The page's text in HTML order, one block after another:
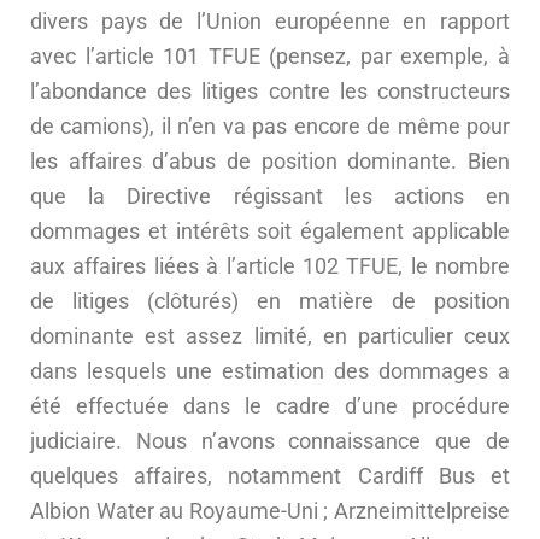
divers pays de l’Union européenne en rapport
avec l’article 101 TFUE (pensez, par exemple, à
l’abondance des litiges contre les constructeurs
de camions), il n’en va pas encore de même pour
les affaires d’abus de position dominante. Bien
que la Directive régissant les actions en
dommages et intérêts soit également applicable
aux affaires liées à l’article 102 TFUE, le nombre
de litiges (clôturés) en matière de position
dominante est assez limité, en particulier ceux
dans lesquels une estimation des dommages a
été effectuée dans le cadre d’une procédure
judiciaire. Nous n’avons connaissance que de
quelques affaires, notamment Cardiff Bus et
Albion Water au Royaume-Uni ; Arzneimittelpreise